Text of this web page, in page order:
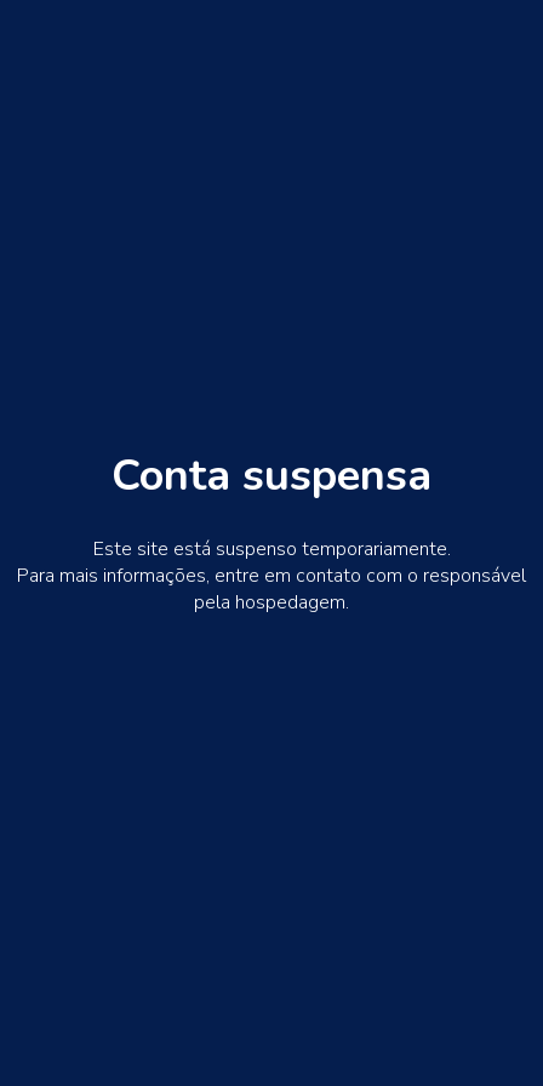
Conta suspensa
Este site está suspenso temporariamente.
Para mais informações, entre em contato com o responsável
pela hospedagem.